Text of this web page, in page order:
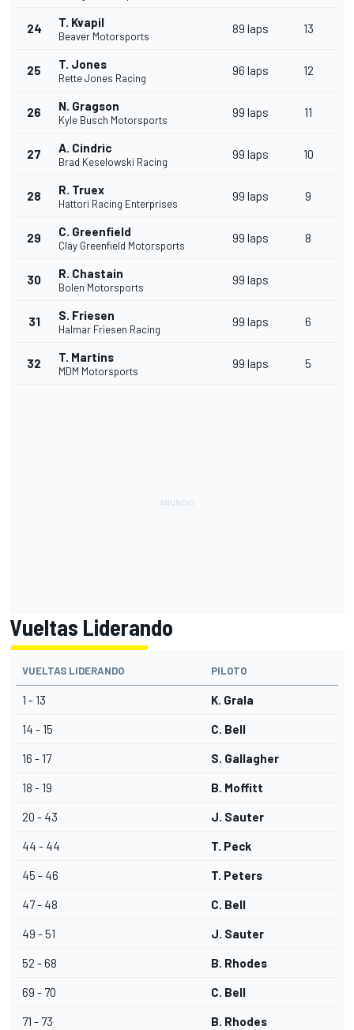
24 T. Kvapil
Beaver Motorsports
89 laps 13
25 T. Jones
Rette Jones Racing
96 laps 12
26 N. Gragson
Kyle Busch Motorsports
99 laps 11
27 A. Cindric
Brad Keselowski Racing
99 laps 10
28 R. Truex
Hattori Racing Enterprises
99 laps 9
29 C. Greenfield
Clay Greenfield Motorsports
99 laps 8
30 R. Chastain
Bolen Motorsports
99 laps
31 S. Friesen
Halmar Friesen Racing
99 laps 6
32 T. Martins
MDM Motorsports
99 laps 5
Vueltas Liderando
VUELTAS LIDERANDO PILOTO
1 - 13 K. Grala
14 - 15 C. Bell
16 - 17 S. Gallagher
18 - 19 B. Moffitt
20 - 43 J. Sauter
44 - 44 T. Peck
45 - 46 T. Peters
47 - 48 C. Bell
49 - 51 J. Sauter
52 - 68 B. Rhodes
69 - 70 C. Bell
71 - 73 B. Rhodes